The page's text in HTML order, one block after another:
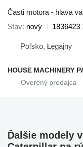
Časti motora - hlava
Stav nový 1836423
Poľsko, Łęgajny
HOUSE MACHINERY
Ďalšie modely